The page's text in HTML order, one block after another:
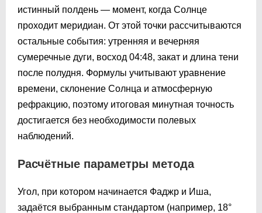
истинный полдень — момент, когда Солнце
проходит меридиан. От этой точки рассчитываются
остальные события: утренняя и вечерняя
сумеречные дуги, восход 04:48, закат и длина тени
после полудня. Формулы учитывают уравнение
времени, склонение Солнца и атмосферную
рефракцию, поэтому итоговая минутная точность
достигается без необходимости полевых
наблюдений.
Расчётные параметры метода
Угол, при котором начинается Фаджр и Иша,
задаётся выбранным стандартом (например, 18°